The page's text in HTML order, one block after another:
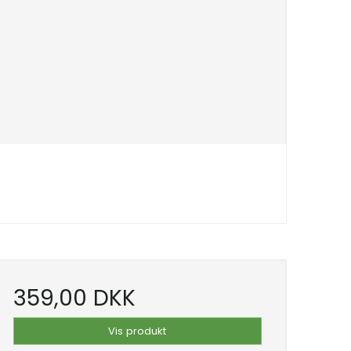
359,00 DKK
Vis produkt